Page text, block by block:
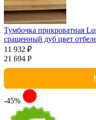
Тумбочка прикроватная
сращенный дуб цвет
11 932 ₽
21 694 Р
-45%